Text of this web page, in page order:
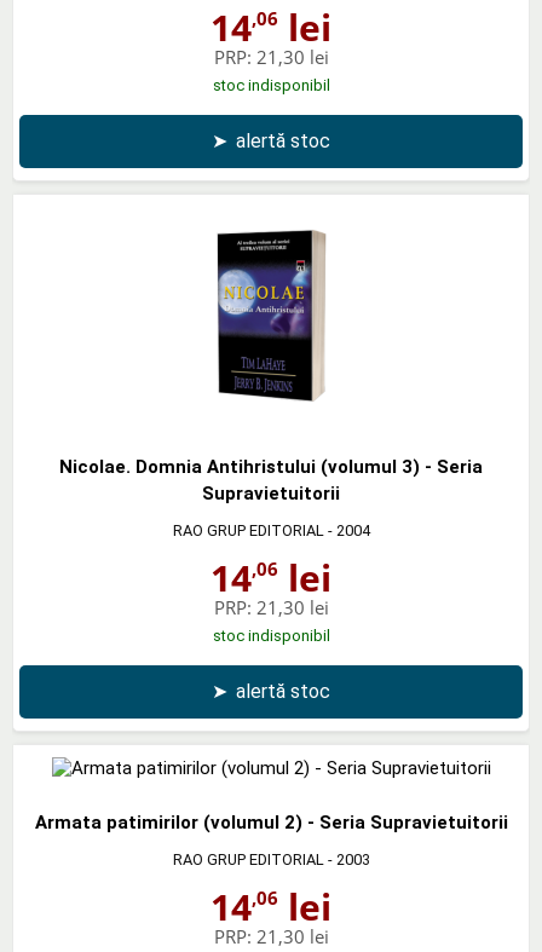
14,06 lei
PRP: 21,30 lei
stoc indisponibil
➤ alertă stoc
Nicolae. Domnia Antihristului (volumul 3) - Seria
Supravietuitorii
RAO GRUP EDITORIAL - 2004
14,06 lei
PRP: 21,30 lei
stoc indisponibil
➤ alertă stoc
Armata patimirilor (volumul 2) - Seria Supravietuitorii
RAO GRUP EDITORIAL - 2003
14,06 lei
PRP: 21,30 lei